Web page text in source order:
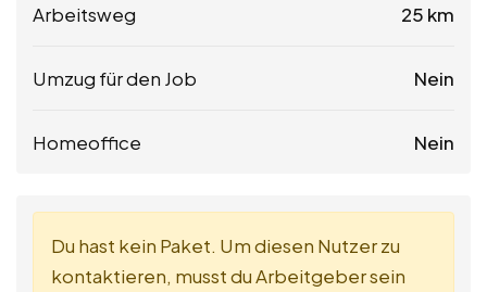
Arbeitsweg 25 km
Umzug für den Job Nein
Homeoffice Nein
Du hast kein Paket. Um diesen Nutzer zu
kontaktieren, musst du Arbeitgeber sein